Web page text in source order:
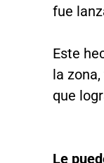
fue
Este
la
que
Le